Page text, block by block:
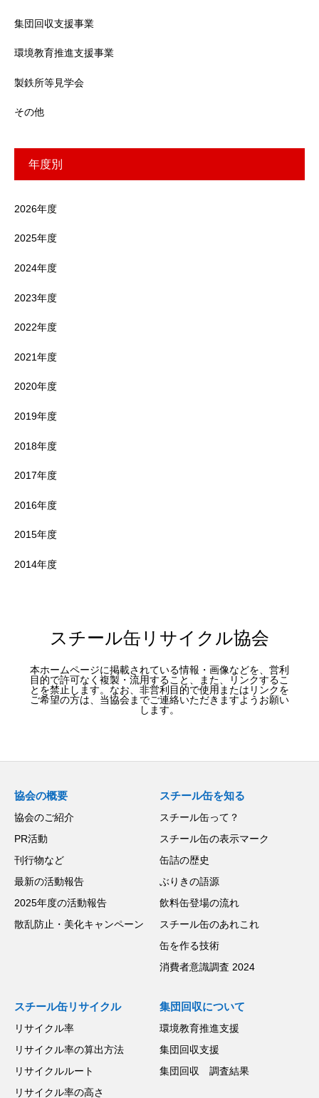
集団回収支援事業
環境教育推進支援事業
製鉄所等見学会
その他
年度別
2026年度
2025年度
2024年度
2023年度
2022年度
2021年度
2020年度
2019年度
2018年度
2017年度
2016年度
2015年度
2014年度
スチール缶リサイクル協会
本ホームページに掲載されている情報・画像などを、営利
目的で許可なく複製・流用すること、また、リンクするこ
とを禁止します。なお、非営利目的で使用またはリンクを
ご希望の方は、当協会までご連絡いただきますようお願い
します。
協会の概要
協会のご紹介
PR活動
刊行物など
最新の活動報告
2025年度の活動報告
散乱防止・美化キャンペーン
スチール缶を知る
スチール缶って？
スチール缶の表示マーク
缶詰の歴史
ぶりきの語源
飲料缶登場の流れ
スチール缶のあれこれ
缶を作る技術
消費者意識調査 2024
スチール缶リサイクル
リサイクル率
リサイクル率の算出方法
リサイクルルート
リサイクル率の高さ
集団回収について
環境教育推進支援
集団回収支援
集団回収 調査結果